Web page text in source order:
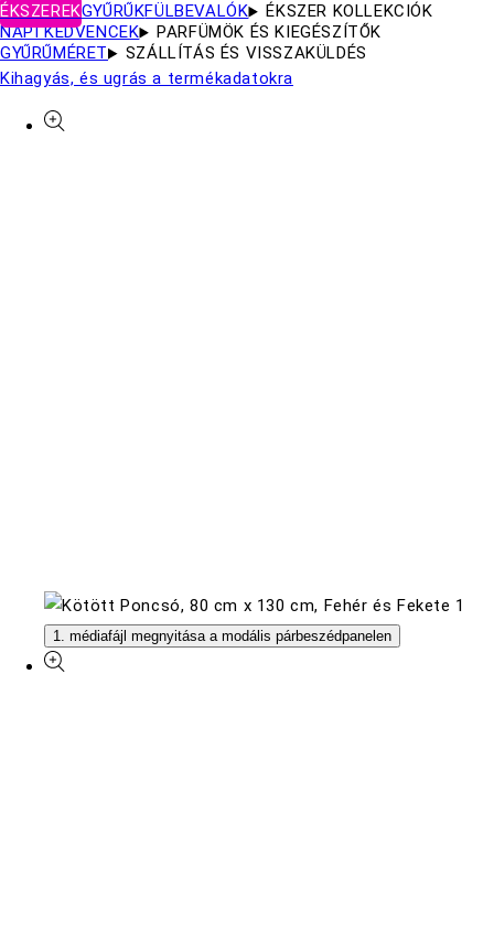
ÉKSZEREKGYŰRŰKFÜLBEVALÓK
ÉKSZER KOLLEKCIÓK
NAPI KEDVENCEK
PARFÜMÖK ÉS KIEGÉSZÍTŐK
GYŰRŰMÉRET
SZÁLLÍTÁS ÉS VISSZAKÜLDÉS
Kihagyás, és ugrás a termékadatokra
1. médiafájl megnyitása a modális párbeszédpanelen